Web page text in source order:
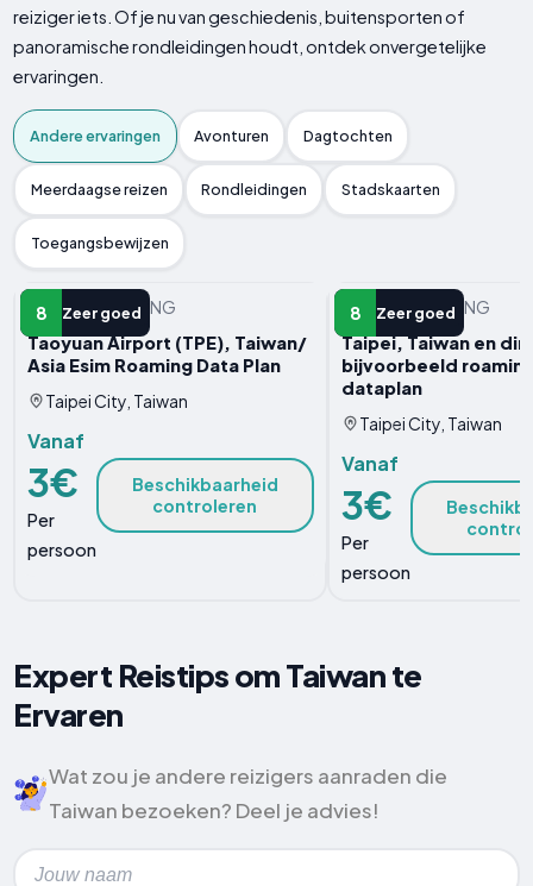
reiziger iets. Of je nu van geschiedenis, buitensporten of
panoramische rondleidingen houdt, ontdek onvergetelijke
ervaringen.
Andere ervaringen Avonturen Dagtochten
Meerdaagse reizen Rondleidingen Stadskaarten
Toegangsbewijzen
8 Zeer goed
ANDERE ERVARING
Taoyuan Airport (TPE), Taiwan/
Asia Esim Roaming Data Plan
Taipei City, Taiwan
Vanaf
3€
Per
persoon
Beschikbaarheid
controleren
8 Zeer goed
ANDERE ERVARING
Taipei, Taiwan en
bijvoorbeeld
dataplan
Taipei City, Taiwan
Vanaf
3€
Per
persoon
Expert Reistips om Taiwan te
Ervaren
Wat zou je andere reizigers aanraden die
Taiwan bezoeken? Deel je advies!